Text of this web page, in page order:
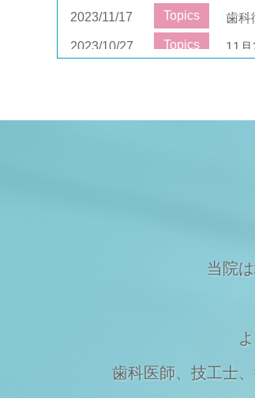
2023/11/17 Topics 歯科
2023/10/27 Topics 11月
当院
歯科医師、技工士、